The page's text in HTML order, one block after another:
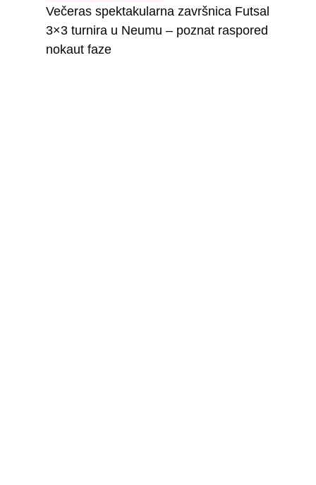
Večeras spektakularna završnica Futsal
3×3 turnira u Neumu – poznat raspored
nokaut faze